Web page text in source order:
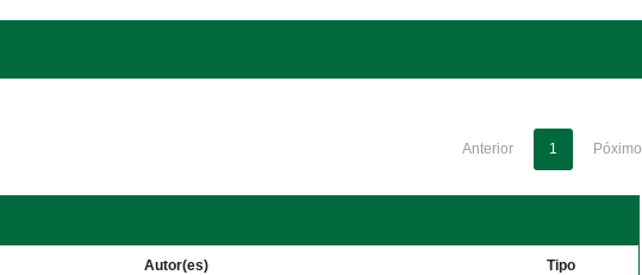
Anterior 1 Póximo
Autor(es) Tipo